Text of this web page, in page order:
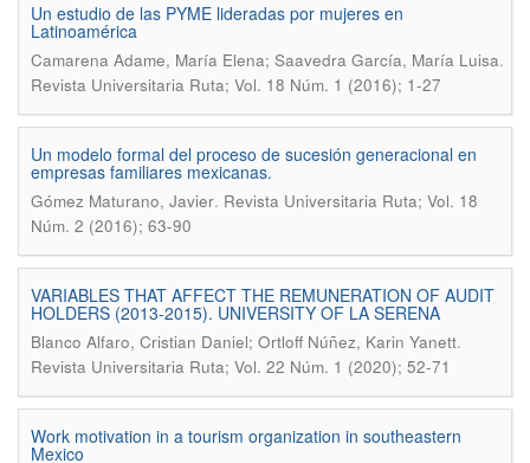
Un estudio de las PYME lideradas por mujeres en
Latinoamérica
Camarena Adame, María Elena; Saavedra García, María Luisa.
Revista Universitaria Ruta; Vol. 18 Núm. 1 (2016); 1-27
Un modelo formal del proceso de sucesión generacional en
empresas familiares mexicanas.
Gómez Maturano, Javier. Revista Universitaria Ruta; Vol. 18
Núm. 2 (2016); 63-90
VARIABLES THAT AFFECT THE REMUNERATION OF AUDIT
HOLDERS (2013-2015). UNIVERSITY OF LA SERENA
Blanco Alfaro, Cristian Daniel; Ortloff Núñez, Karin Yanett.
Revista Universitaria Ruta; Vol. 22 Núm. 1 (2020); 52-71
Work motivation in a tourism organization in southeastern
Mexico